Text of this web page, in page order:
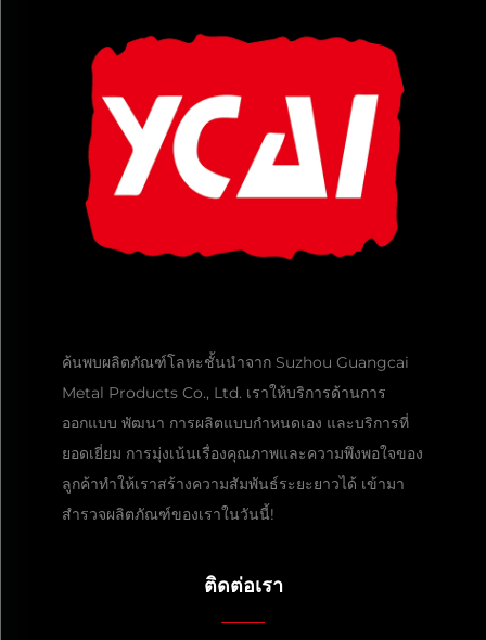
ค้นพบผลิตภัณฑ์โลหะชั้นนำจาก Suzhou Guangcai
Metal Products Co., Ltd. เราให้บริการด้านการ
ออกแบบ พัฒนา การผลิตแบบกำหนดเอง และบริการที่
ยอดเยี่ยม การมุ่งเน้นเรื่องคุณภาพและความพึงพอใจของ
ลูกค้าทำให้เราสร้างความสัมพันธ์ระยะยาวได้ เข้ามา
สำรวจผลิตภัณฑ์ของเราในวันนี้!
ติดต่อเรา